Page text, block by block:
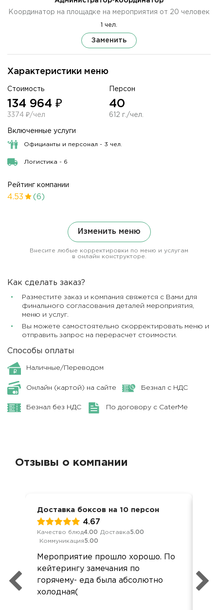
Характеристики меню
Стоимость
134 964 ₽
3374 ₽/чел
Персон
40
612 г./чел.
Включенные услуги
Официанты и персонал - 3 чел.
Логистика - 6
Рейтинг компании
4.53 (6)
Изменить меню
Внесите любые корректировки по меню и услугам
в онлайн конструкторе.
Координатор на площадке на мероприятия от 20 человек
1 чел.
Заменить
Как сделать заказ?
Разместите заказ и компания свяжется с Вами для
финального согласования деталей мероприятия,
меню и услуг.
Вы можете самостоятельно скорректировать меню и
отправить запрос на перерасчет стоимости.
Способы оплаты
Наличные/Переводом
Онлайн (картой) на сайте Безнал с НДС
Безнал без НДС По договору с CaterMe
Отзывы о компании
Доставка боксов на 10 персон
4.67
Качество блюд4.00 Доставка5.00
Коммуникация5.00
Мероприятие прошло хорошо. По
кейтерингу замечания по
горячему- еда была абсолютно
холодная(